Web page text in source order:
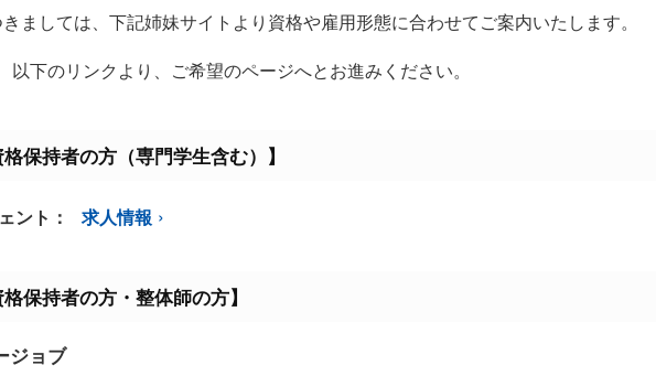
ましては、下記姉妹サイトより資格や雇用形態に合わせてご案内いたします。
以下のリンクより、ご希望のページへとお進みください。
保持者の方（専門学生含む）】
ント： 求人情報
保持者の方・整体師の方】
ジョブ